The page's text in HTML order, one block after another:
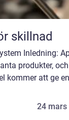
gör skillnad
Inledning:
produkter, och
kommer att ge en
24 mars